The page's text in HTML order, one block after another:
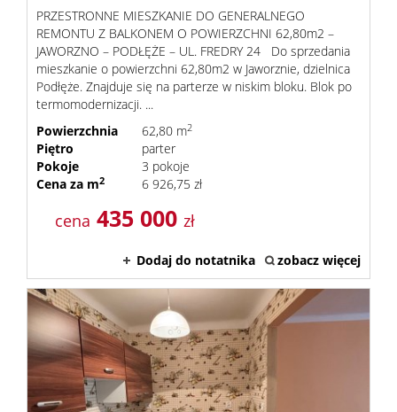
PRZESTRONNE MIESZKANIE DO GENERALNEGO
REMONTU Z BALKONEM O POWIERZCHNI 62,80m2 –
JAWORZNO – PODŁĘŻE – UL. FREDRY 24 Do sprzedania
mieszkanie o powierzchni 62,80m2 w Jaworznie, dzielnica
Podłęże. Znajduje się na parterze w niskim bloku. Blok po
termomodernizacji. ...
Powierzchnia
62,80 m2
Piętro
parter
Pokoje
3 pokoje
Cena za m2 6 926,75 zł
cena 435 000 zł
Dodaj do notatnika zobacz więcej